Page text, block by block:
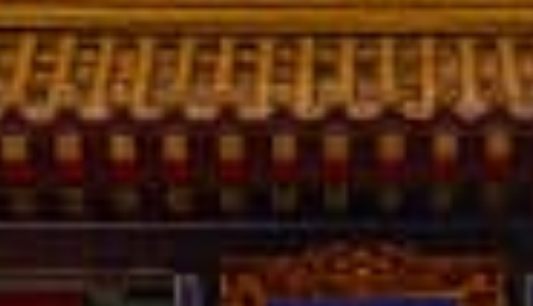
關於帝芬妮ABOUT
海外
撥打CONTACT
諮詢 CONSULTATION